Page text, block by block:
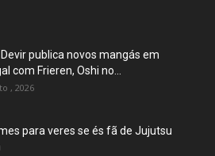
publica novos mangás em
com Frieren, Oshi no...
, 2026
para veres se és fã de Jujutsu